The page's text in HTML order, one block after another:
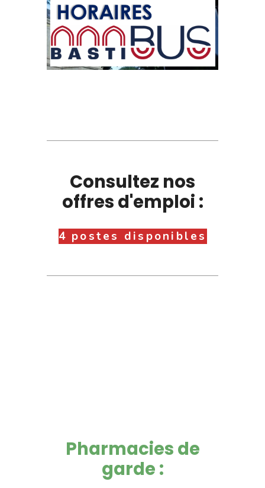
Consultez nos
offres d'emploi :
4 postes disponibles
Pharmacies de
garde :